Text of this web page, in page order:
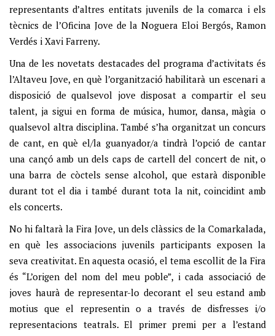
representants d’altres entitats juvenils de la comarca i els
tècnics de l’Oficina Jove de la Noguera Eloi Bergós, Ramon
Verdés i Xavi Farreny.
Una de les novetats destacades del programa d’activitats és
l’Altaveu Jove, en què l’organització habilitarà un escenari a
disposició de qualsevol jove disposat a compartir el seu
talent, ja sigui en forma de música, humor, dansa, màgia o
qualsevol altra disciplina. També s’ha organitzat un concurs
de cant, en què el/la guanyador/a tindrà l’opció de cantar
una cançó amb un dels caps de cartell del concert de nit, o
una barra de còctels sense alcohol, que estarà disponible
durant tot el dia i també durant tota la nit, coincidint amb
els concerts.
No hi faltarà la Fira Jove, un dels clàssics de la Comarkalada,
en què les associacions juvenils participants exposen la
seva creativitat. En aquesta ocasió, el tema escollit de la Fira
és “L’origen del nom del meu poble”, i cada associació de
joves haurà de representar-lo decorant el seu estand amb
motius que el representin o a través de disfresses i/o
representacions teatrals. El primer premi per a l’estand